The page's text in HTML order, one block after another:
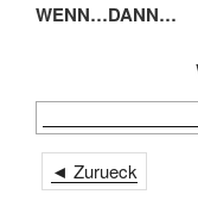
WENN…DANN…
◄ Zurueck